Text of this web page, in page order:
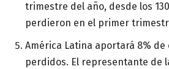
trimestre del año, desde los
perdieron en el primer
América Latina aportará 8% de
perdidos. El representante de